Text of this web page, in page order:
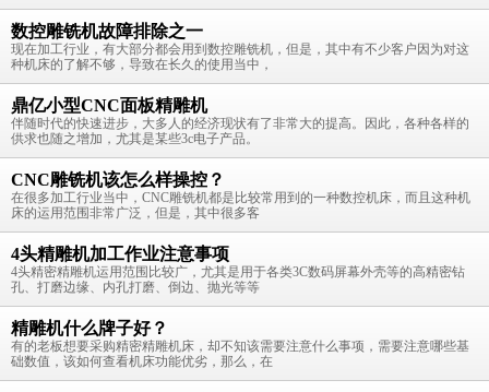
数控雕铣机故障排除之一
现在加工行业，有大部分都会用到数控雕铣机，但是，其中有不少客户因为对这
种机床的了解不够，导致在长久的使用当中，
鼎亿小型CNC面板精雕机
伴随时代的快速进步，大多人的经济现状有了非常大的提高。因此，各种各样的
供求也随之增加，尤其是某些3c电子产品。
CNC雕铣机该怎么样操控？
在很多加工行业当中，CNC雕铣机都是比较常用到的一种数控机床，而且这种机
床的运用范围非常广泛，但是，其中很多客
4头精雕机加工作业注意事项
4头精密精雕机运用范围比较广，尤其是用于各类3C数码屏幕外壳等的高精密钻
孔、打磨边缘、内孔打磨、倒边、抛光等等
精雕机什么牌子好？
有的老板想要采购精密精雕机床，却不知该需要注意什么事项，需要注意哪些基
础数值，该如何查看机床功能优劣，那么，在